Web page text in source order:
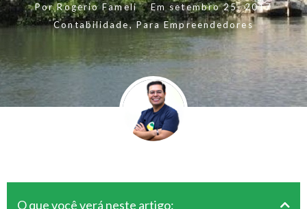
PorRogerio Fameli Em setembro 25, 2017
Contabilidade,Para Empreendedores
O que você verá neste artigo: